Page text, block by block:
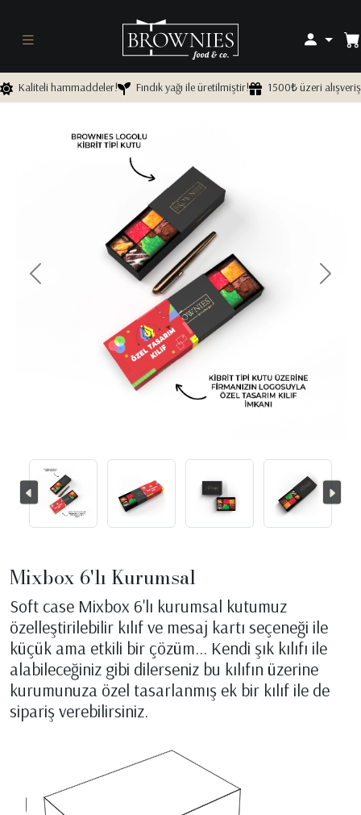
Kaliteli hammaddeler! Fındık yağı ile üretilmiştir! 1500₺ üzeri
Önceki
Mixbox 6'lı Kurumsal
Soft case Mixbox 6'lı kurumsal kutumuz
özelleştirilebilir kılıf ve mesaj kartı seçeneği ile
küçük ama etkili bir çözüm... Kendi şık kılıfı ile
alabileceğiniz gibi dilerseniz bu kılıfın üzerine
kurumunuza özel tasarlanmış ek bir kılıf ile de
sipariş verebilirsiniz.